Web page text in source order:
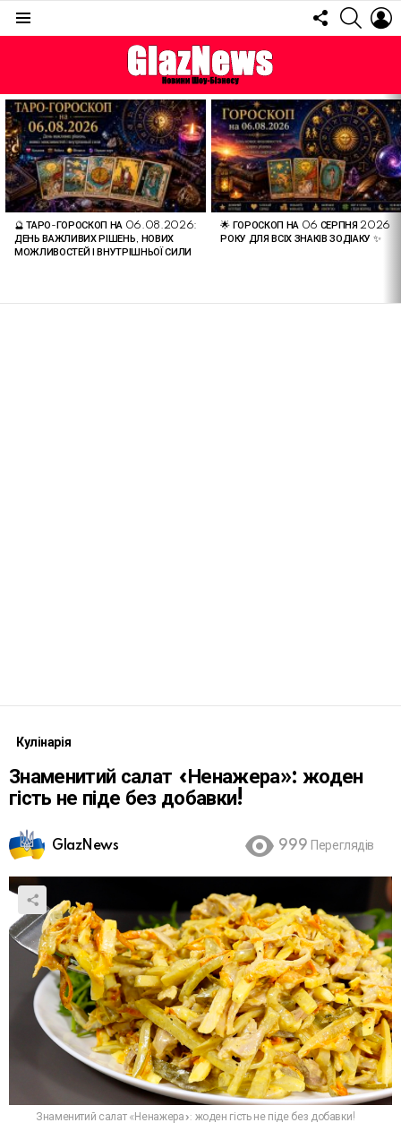
FOLLOW
US
ОСТАННІ
СТАТТІ
🔮 ТАРО-ГОРОСКОП НА 06.08.2026:
ДЕНЬ ВАЖЛИВИХ РІШЕНЬ, НОВИХ
МОЖЛИВОСТЕЙ І ВНУТРІШНЬОЇ СИЛИ
🌟 ГОРОСКОП НА 06 СЕРПНЯ 2026
РОКУ ДЛЯ ВСІХ ЗНАКІВ ЗОДІАКУ ✨
Кулінарія
Знаменитий салат «Ненажера»: жоден
гість не піде без добавки!
GlazNews 999 Переглядів
Знаменитий салат «Ненажера»: жоден гість не піде без добавки!